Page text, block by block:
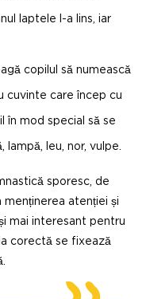
laptele l-a lins, iar
copilul să numească
cuvinte care încep cu
în mod special să se
lampă, leu, nor, vulpe.
sporesc, de
menținerea atenției și
mai interesant pentru
corectă se fixează